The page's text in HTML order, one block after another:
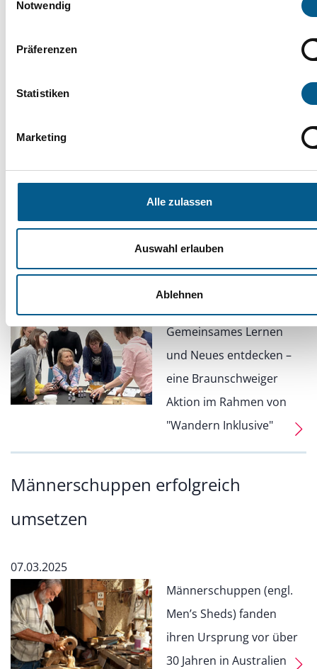
Notwendig
Präferenzen
Statistiken
Marketing
Alle zulassen
Auswahl erlauben
Ablehnen
Nachhaltig und kreativ: Workshop
zur Herstellung fester Handcreme
Gemeinsames Lernen
und Neues entdecken –
eine Braunschweiger
Aktion im Rahmen von
"Wandern Inklusive"
Männerschuppen erfolgreich
umsetzen
07.03.2025
Männerschuppen (engl.
Men’s Sheds) fanden
ihren Ursprung vor über
30 Jahren in Australien